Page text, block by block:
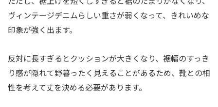
ヴィンテージデニムらしい重さが弱くなって、きれいめな
印象が強く出ます。
反対に長すぎるとクッションが大きくなり、裾幅のすっき
り感が隠れて野暮ったく見えることがあるため、靴との相
性を考えて丈を決める必要があります。